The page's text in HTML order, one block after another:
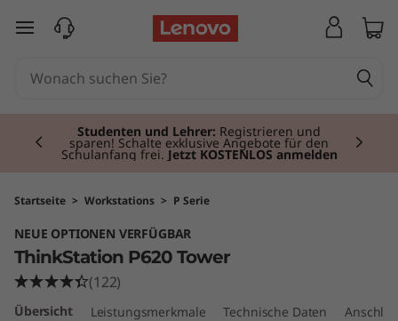
T
S
a
zum Hauptinhalt springen
Studenten und Lehrer: Registrieren und
sparen! Schalte exklusive Angebote für den
Schulanfang frei. Jetzt KOSTENLOS anmelden
Currently displaying item 2 of 3
Startseite > Workstations > P Serie
NEUE OPTIONEN VERFÜGBAR
ThinkStation P620 Tower
(122)
Übersicht Leistungsmerkmale Technische Daten